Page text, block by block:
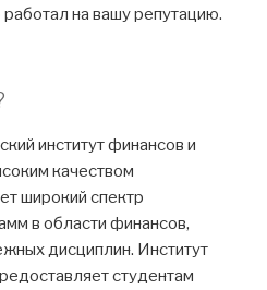
на вашу репутацию.
институт финансов и
качеством
широкий спектр
в области финансов,
дисциплин. Институт
студентам